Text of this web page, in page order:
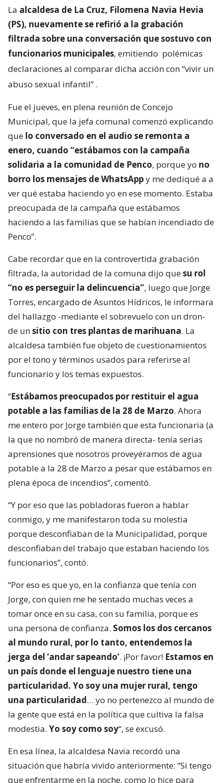
La alcaldesa de La Cruz, Filomena Navia Hevia
(PS), nuevamente se refirió a la grabación
filtrada sobre una conversación que sostuvo con
funcionarios municipales, emitiendo polémicas
declaraciones al comparar dicha acción con “vivir un
abuso sexual infantil” .
Fue el jueves, en plena reunión de Concejo
Municipal, que la jefa comunal comenzó explicando
que lo conversado en el audio se remonta a
enero, cuando “estábamos con la campaña
solidaria a la comunidad de Penco, porque yo no
borro los mensajes de WhatsAppy me dediqué a a
ver qué estaba haciendo yo en ese momento. Estaba
preocupada de la campaña que estábamos
haciendo a las familias que se habían incendiado de
Penco”.
Cabe recordar que en la controvertida grabación
filtrada, la autoridad de la comuna dijo quesu rol
“no es perseguir la delincuencia”, luego que Jorge
Torres, encargado de Asuntos Hídricos, le informara
del hallazgo -mediante el sobrevuelo con un dron-
de unsitio con tres plantas de marihuana. La
alcaldesa también fue objeto de cuestionamientos
por el tono y términos usados para referirse al
funcionario y los temas expuestos.
“Estábamos preocupados por restituir el agua
potable a las familias de la 28 de Marzo. Ahora
me entero por Jorge también que esta funcionaria (a
la que no nombró de manera directa- tenía serias
aprensiones que nosotros proveyéramos de agua
potable a la 28 de Marzo a pesar que estábamos en
plena época de incendios”, comentó.
“Y por eso que las pobladoras fueron a hablar
conmigo, y me manifestaron toda su molestia
porque desconfiaban de la Municipalidad, porque
desconfiaban del trabajo que estaban haciendo los
funcionarios”, contó.
“Por eso es que yo, en la confianza que tenía con
Jorge, con quien me he sentado muchas veces a
tomar once en su casa, con su familia, porque es
una persona de confianza. Somos los dos cercanos
al mundo rural, por lo tanto, entendemos la
jerga del ‘andar sapeando’. ¡Por favor! Estamos en
un país donde el lenguaje nuestro tiene una
particularidad. Yo soy una mujer rural, tengo
una particularidad… yo no pertenezco al mundo de
la gente que está en la política que cultiva la falsa
modestia. Yo soy como soy“, se excusó.
En esa línea, la alcaldesa Navia recordó una
situación que habría vivido anteriormente: “Si tengo
que enfrentarme en la noche, como lo hice para